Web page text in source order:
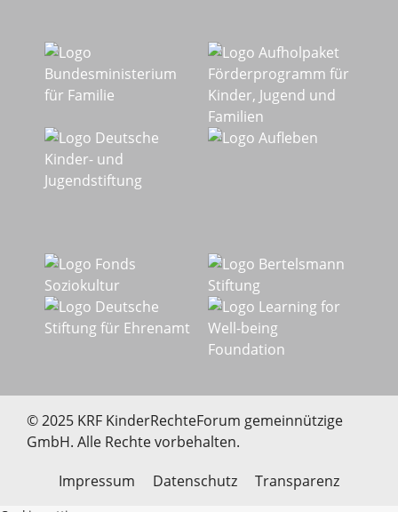
© 2025 KRF KinderRechteForum gemeinnützige
GmbH. Alle Rechte vorbehalten.
Impressum
Datenschutz Transparenz